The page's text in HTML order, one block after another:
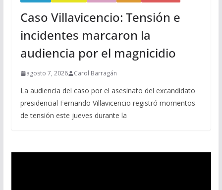
Caso Villavicencio: Tensión e
incidentes marcaron la
audiencia por el magnicidio
agosto 7, 2026 Carol Barragán
La audiencia del caso por el asesinato del excandidato
presidencial Fernando Villavicencio registró momentos
de tensión este jueves durante la